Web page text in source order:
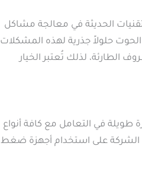
الحديثة في معالجة مشاكل
حلولاً جذرية لهذه المشكلات
الطارئة، لذلك تُعتبر الخيار
في التعامل مع كافة أنواع
الشركة على استخدام أجهزة ضغط